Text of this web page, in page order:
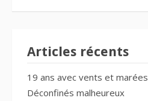
Articles récents
19 ans avec vents et marées
Déconfinés malheureux